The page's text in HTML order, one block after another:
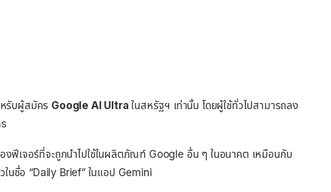
รับผู้สมัคร Google AI Ultra ในสหรัฐฯ เท่านั้น โดยผู้ใช้ทั่วไปสามารถลง
ฟีเจอร์ที่จะถูกนำไปใช้ในผลิตภัณฑ์ Google อื่น ๆ ในอนาคต เหมือนกับ
นชื่อ “Daily Brief” ในแอป Gemini